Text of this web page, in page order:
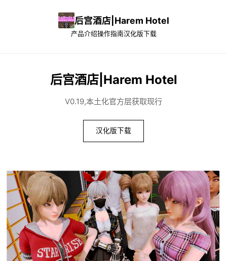
后宫酒店|Harem Hotel
产品介绍操作指南汉化版下载
后宫酒店|Harem Hotel
V0.19,本土化官方层获取现行
汉化版下载